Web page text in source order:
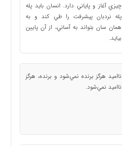
چيزي آغاز و پاياني دارد. انسان بايد پله‌
پله نردبان پيشرفت را طي كند و به
همان سان بتواند به آساني، از آن پايين
بيايد.
نااميد هرگز برنده نمي‌شود و برنده، هرگز
نااميد نمي‌شود.